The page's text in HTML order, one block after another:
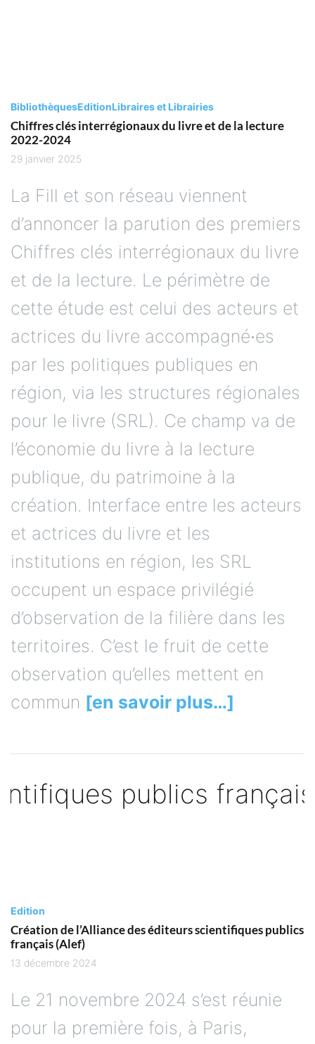
BibliothèquesEditionLibraires et Librairies
Chiffres clés interrégionaux du livre et de la lecture
2022-2024
29 janvier 2025
La Fill et son réseau viennent
d’annoncer la parution des premiers
Chiffres clés interrégionaux du livre
et de la lecture. Le périmètre de
cette étude est celui des acteurs et
actrices du livre accompagné∙es
par les politiques publiques en
région, via les structures régionales
pour le livre (SRL). Ce champ va de
l’économie du livre à la lecture
publique, du patrimoine à la
création. Interface entre les acteurs
et actrices du livre et les
institutions en région, les SRL
occupent un espace privilégié
d’observation de la filière dans les
territoires. C’est le fruit de cette
observation qu’elles mettent en
commun [en savoir plus…]
Edition
Création de l’Alliance des éditeurs scientifiques publics
français (Alef)
13 décembre 2024
Le 21 novembre 2024 s’est réunie
pour la première fois, à Paris,